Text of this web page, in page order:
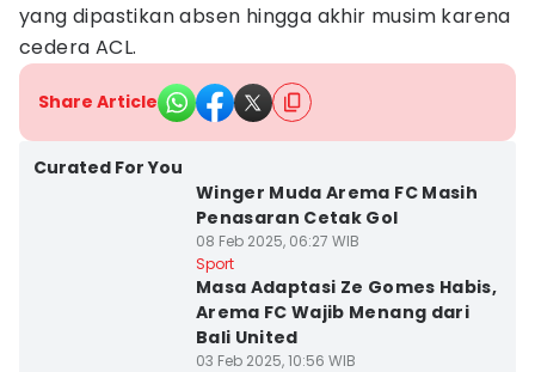
yang dipastikan absen hingga akhir musim karena
cedera ACL.
Share Article
Curated For You
Winger Muda Arema FC Masih
Penasaran Cetak Gol
08 Feb 2025, 06:27 WIB
Sport
Masa Adaptasi Ze Gomes Habis,
Arema FC Wajib Menang dari
Bali United
03 Feb 2025, 10:56 WIB